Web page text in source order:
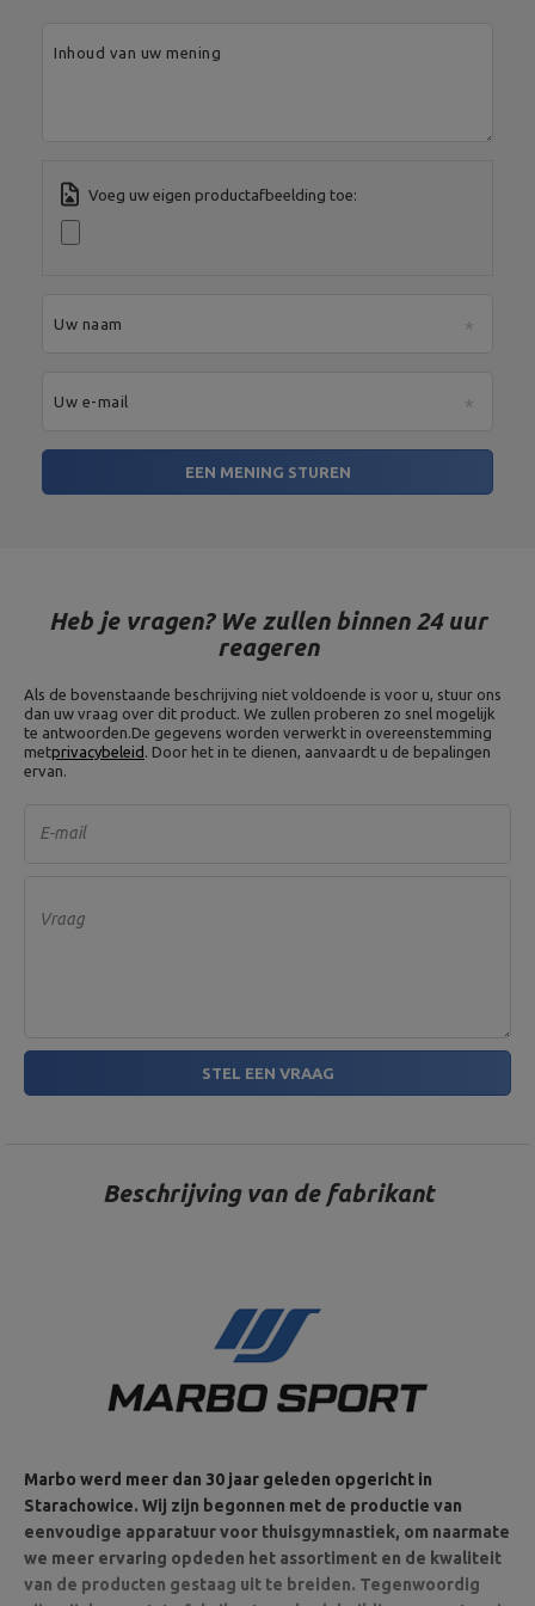
Inhoud van uw mening
Voeg uw eigen productafbeelding toe:
Uw naam
Uw e-mail
EEN MENING STUREN
Heb je vragen? We zullen binnen 24 uur
reageren
Als de bovenstaande beschrijving niet voldoende is voor u, stuur ons
dan uw vraag over dit product. We zullen proberen zo snel mogelijk
te antwoorden.De gegevens worden verwerkt in overeenstemming
metprivacybeleid . Door het in te dienen, aanvaardt u de bepalingen
ervan.
E-mail
Vraag
STEL EEN VRAAG
Beschrijving van de fabrikant
Marbo werd meer dan 30 jaar geleden opgericht in
Starachowice. Wij zijn begonnen met de productie van
eenvoudige apparatuur voor thuisgymnastiek, om naarmate
we meer ervaring opdeden het assortiment en de kwaliteit
van de producten gestaag uit te breiden. Tegenwoordig